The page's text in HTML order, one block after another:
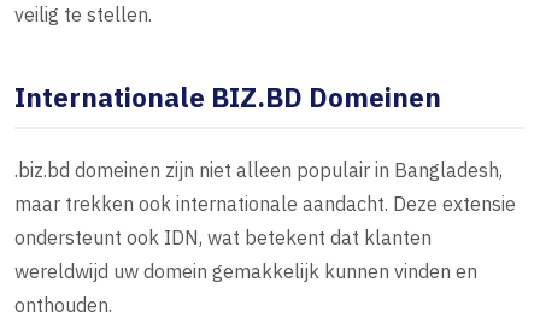
veilig te stellen.
Internationale BIZ.BD Domeinen
.biz.bd domeinen zijn niet alleen populair in Bangladesh,
maar trekken ook internationale aandacht. Deze extensie
ondersteunt ook IDN, wat betekent dat klanten
wereldwijd uw domein gemakkelijk kunnen vinden en
onthouden.